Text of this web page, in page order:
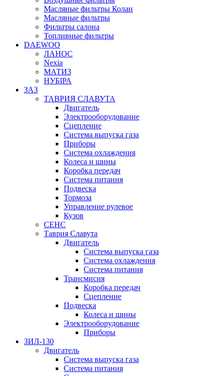
Масляные фильтры Колан
Масляные фильтры
Фильтры салона
Топливные фильтры
DAEWOO
ЛАНОС
Nexia
МАТИЗ
НУБІРА
ЗАЗ
ТАВРИЯ СЛАВУТА
Двигатель
Электрооборудование
Сцепление
Система выпуска газа
Приборы
Система охлаждения
Колеса и шины
Коробка передач
Система питания
Подвеска
Тормоза
Управление рулевое
Кузов
СЕНС
Таврия Славута
Двигатель
Система выпуска газа
Система охлаждения
Система питания
Трансмисия
Коробка передач
Сцепление
Подвеска
Колеса и шины
Электрооборудование
Приборы
ЗИЛ-130
Двигатель
Система выпуска газа
Система питания